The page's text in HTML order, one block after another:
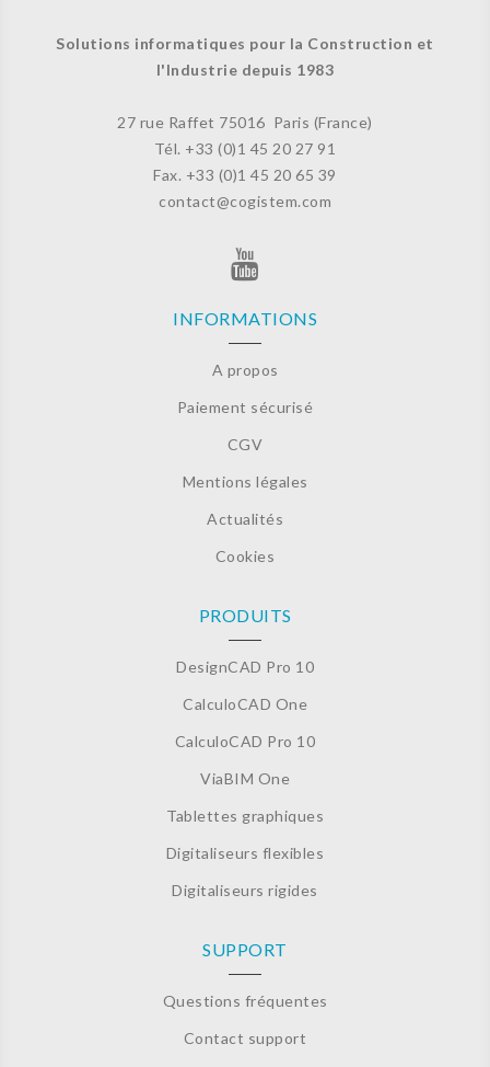
Solutions informatiques pour la Construction et
l'Industrie depuis 1983
27 rue Raffet 75016 Paris (France)
Tél. +33 (0)1 45 20 27 91
Fax. +33 (0)1 45 20 65 39
contact@cogistem.com
INFORMATIONS
A propos
Paiement sécurisé
CGV
Mentions légales
Actualités
Cookies
PRODUITS
DesignCAD Pro 10
CalculoCAD One
CalculoCAD Pro 10
ViaBIM One
Tablettes graphiques
Digitaliseurs flexibles
Digitaliseurs rigides
SUPPORT
Questions fréquentes
Contact support